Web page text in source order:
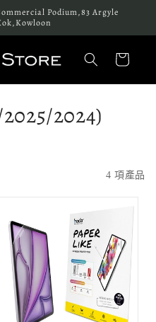
Podium,83 Argyle
物
2024)
4 項產品